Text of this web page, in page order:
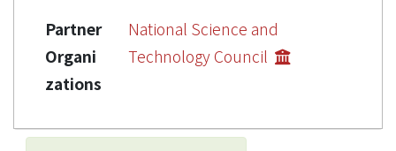
Partner
Organi
zations
National Science and
Technology Council